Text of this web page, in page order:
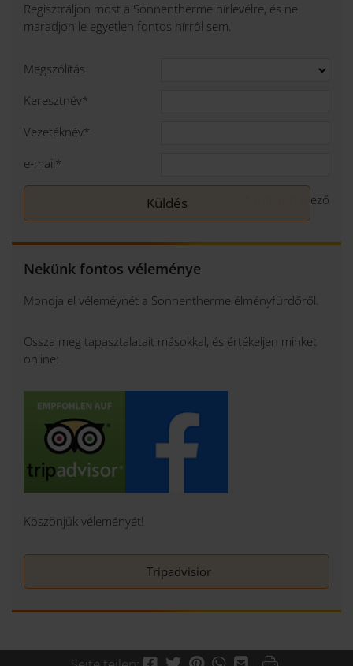
Regisztráljon most a Sonnentherme hírlevélre, és ne
maradjon le egyetlen fontos hírről sem.
Megszólítás
Keresztnév*
Vezetéknév*
e-mail*
kötelező mező
Nekünk fontos véleménye
Mondja el véleméynét a Sonnentherme élményfürdőről.
Ossza meg tapasztalatait másokkal, és értékeljen minket
online:
Köszönjük véleményét!
Tripadvisior